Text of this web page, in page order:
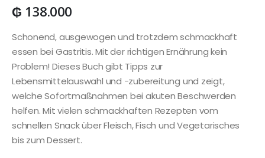
₲ 138.000
Schonend, ausgewogen und trotzdem schmackhaft
essen bei Gastritis. Mit der richtigen Ernährung kein
Problem! Dieses Buch gibt Tipps zur
Lebensmittelauswahl und -zubereitung und zeigt,
welche Sofortmaßnahmen bei akuten Beschwerden
helfen. Mit vielen schmackhaften Rezepten vom
schnellen Snack über Fleisch, Fisch und Vegetarisches
bis zum Dessert.